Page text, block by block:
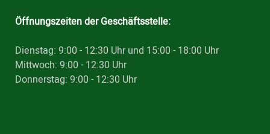
Öffnungszeiten der Geschäftsstelle:
Dienstag: 9:00 - 12:30 Uhr und 15:00 - 18:00 Uhr
Mittwoch: 9:00 - 12:30 Uhr
Donnerstag: 9:00 - 12:30 Uhr